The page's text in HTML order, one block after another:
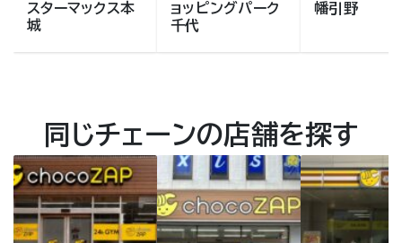
スターマックス本
城
ョッピングパーク
千代
幡引野
同じチェーンの店舗を探す